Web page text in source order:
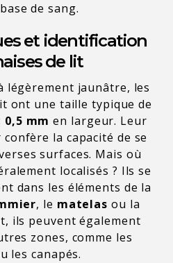
de sang.
et identification
de lit
légèrement jaunâtre, les
ont une taille typique de
mm en largeur. Leur
confère la capacité de se
surfaces. Mais où
localisés ? Ils se
dans les éléments de la
, le matelas ou la
ils peuvent également
zones, comme les
les canapés.